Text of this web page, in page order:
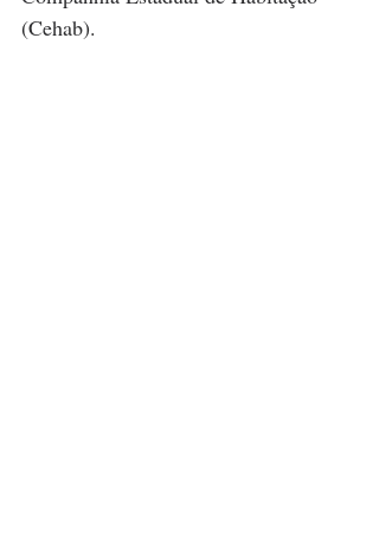
(Cehab).